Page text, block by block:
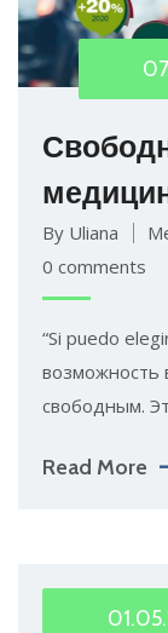
By Uliana
0 comments
“Si puedo
возможность
свободным.
Read More